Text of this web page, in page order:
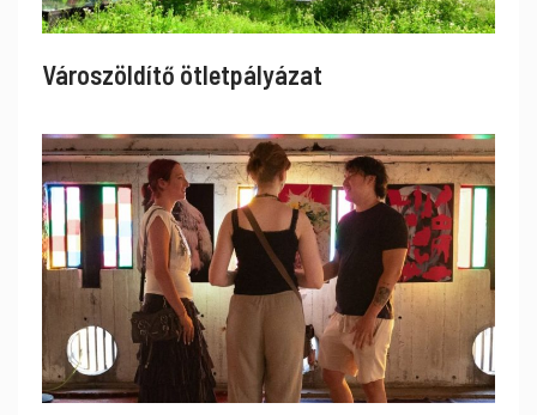
Városzöldítő ötletpályázat